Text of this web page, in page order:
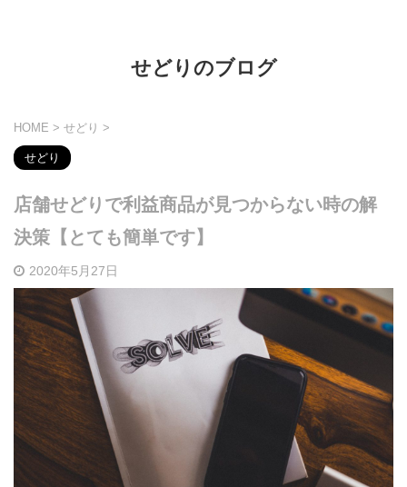
せどりのブログ
HOME > せどり >
せどり
店舗せどりで利益商品が見つからない時の解
決策【とても簡単です】
2020年5月27日